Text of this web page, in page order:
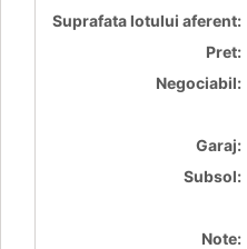
Suprafata lotului aferent:
Pret:
Negociabil:
Garaj:
Subsol:
Note: